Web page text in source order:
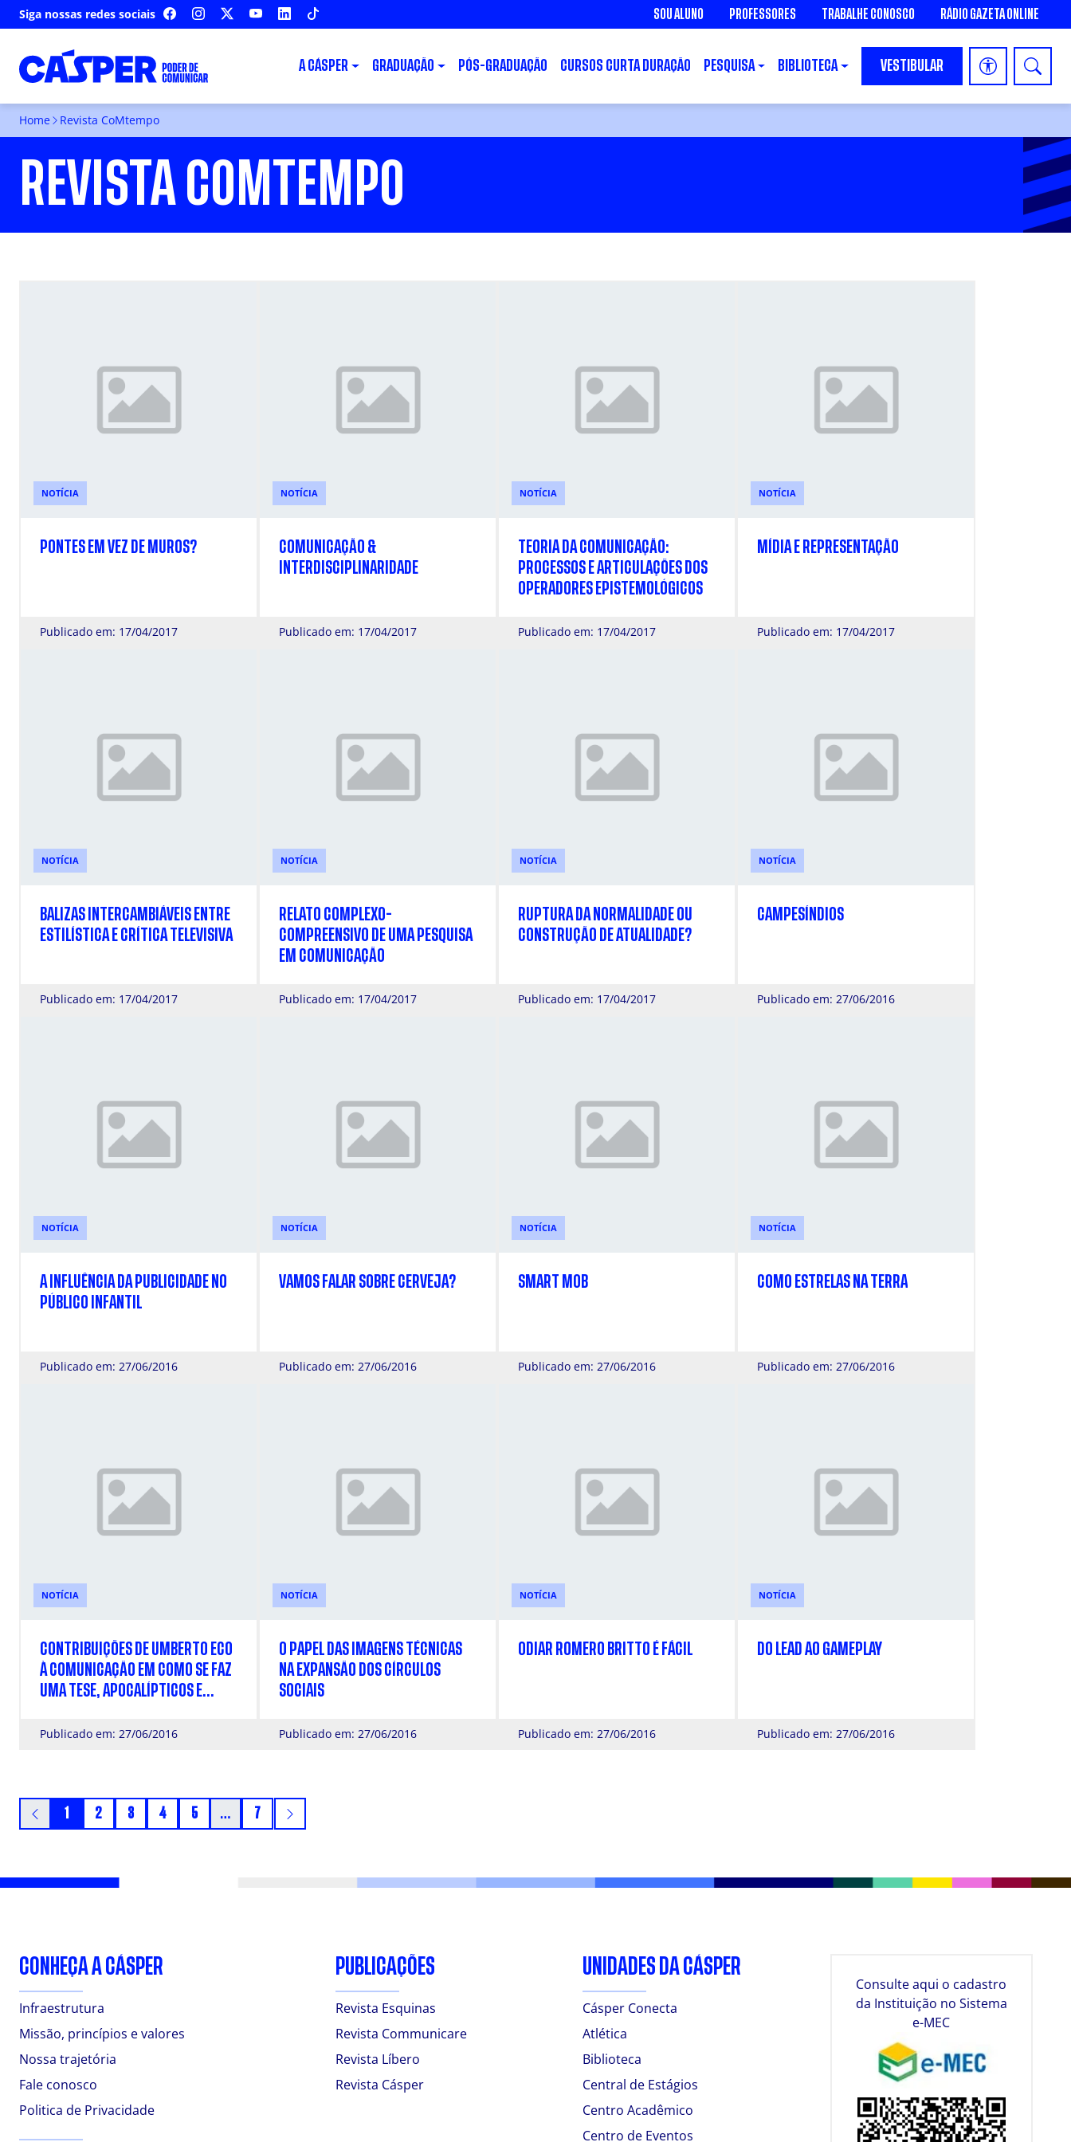
Siga nossas redes sociais FACEBOOKINSTAGRAM YOUTUBELINKEDIN SOU ALUNO PROFESSORES TRABALHE CONOSCO RÁDIO GAZETA ONLINE
A CÁSPER GRADUAÇÃO PÓS-GRADUAÇÃO CURSOS CURTA DURAÇÃO PESQUISA BIBLIOTECA VESTIBULAR
Home Revista CoMtempo
REVISTA COMTEMPO
NOTÍCIA
PONTES EM VEZ DE MUROS?
Publicado em: 17/04/2017
NOTÍCIA
COMUNICAÇÃO &
INTERDISCIPLINARIDADE
Publicado em: 17/04/2017
NOTÍCIA
TEORIA DA COMUNICAÇÃO:
PROCESSOS E ARTICULAÇÕES DOS
OPERADORES EPISTEMOLÓGICOS
Publicado em: 17/04/2017
NOTÍCIA
MÍDIA E REPRESENTAÇÃO
Publicado em: 17/04/2017
NOTÍCIA
BALIZAS INTERCAMBIÁVEIS ENTRE
ESTILÍSTICA E CRÍTICA TELEVISIVA
Publicado em: 17/04/2017
NOTÍCIA
RELATO COMPLEXO-
COMPREENSIVO DE UMA PESQUISA
EM COMUNICAÇÃO
Publicado em: 17/04/2017
NOTÍCIA
RUPTURA DA NORMALIDADE OU
CONSTRUÇÃO DE ATUALIDADE?
Publicado em: 17/04/2017
NOTÍCIA
CAMPESÍNDIOS
Publicado em: 27/06/2016
NOTÍCIA
A INFLUÊNCIA DA PUBLICIDADE NO
PÚBLICO INFANTIL
Publicado em: 27/06/2016
NOTÍCIA
VAMOS FALAR SOBRE CERVEJA?
Publicado em: 27/06/2016
NOTÍCIA
SMART MOB
Publicado em: 27/06/2016
NOTÍCIA
COMO ESTRELAS NA TERRA
Publicado em: 27/06/2016
NOTÍCIA
CONTRIBUIÇÕES DE UMBERTO ECO
À COMUNICAÇÃO EM COMO SE FAZ
UMA TESE, APOCALÍPTICOS E
PELOS BOSQUES DA FICÇÃO
Publicado em: 27/06/2016
NOTÍCIA
O PAPEL DAS IMAGENS TÉCNICAS
NA EXPANSÃO DOS CÍRCULOS
SOCIAIS
Publicado em: 27/06/2016
NOTÍCIA
ODIAR ROMERO BRITTO É FÁCIL
Publicado em: 27/06/2016
NOTÍCIA
DO LEAD AO GAMEPLAY
Publicado em: 27/06/2016
1 2 3 4 5 … 7
CONHEÇA A CÁSPER
Infraestrutura
Missão, princípios e valores
Nossa trajetória
Fale conosco
Politica de Privacidade
PUBLICAÇÕES
Revista Esquinas
Revista Communicare
Revista Líbero
Revista Cásper
UNIDADES DA CÁSPER
Cásper Conecta
Atlética
Biblioteca
Central de Estágios
Centro Acadêmico
Centro de Eventos
Consulte aqui o cadastro
da Instituição no Sistema
e-MEC